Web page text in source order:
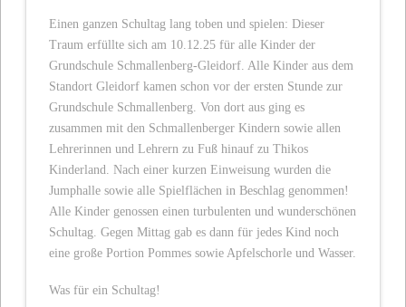
Einen ganzen Schultag lang toben und spielen: Dieser
Traum erfüllte sich am 10.12.25 für alle Kinder der
Grundschule Schmallenberg-Gleidorf. Alle Kinder aus dem
Standort Gleidorf kamen schon vor der ersten Stunde zur
Grundschule Schmallenberg. Von dort aus ging es
zusammen mit den Schmallenberger Kindern sowie allen
Lehrerinnen und Lehrern zu Fuß hinauf zu Thikos
Kinderland. Nach einer kurzen Einweisung wurden die
Jumphalle sowie alle Spielflächen in Beschlag genommen!
Alle Kinder genossen einen turbulenten und wunderschönen
Schultag. Gegen Mittag gab es dann für jedes Kind noch
eine große Portion Pommes sowie Apfelschorle und Wasser.
Was für ein Schultag!